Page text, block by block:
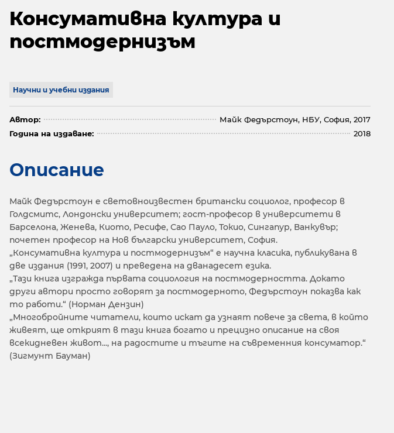
Консумативна култура и
постмодернизъм
Научни и учебни издания
Автор:
Майк Федърстоун, НБУ, София, 2017
Година на издаване:
2018
Описание
Майк Федърстоун е световноизвестен британски социолог, професор в
Голдсмитс, Лондонски университет; гост-професор в университети в
Барселона, Женева, Киото, Ресифе, Сао Пауло, Токио, Сингапур, Ванкувър;
почетен професор на Нов български университет, София.
„Консумативна култура и постмодернизъм“ е научна класика, публикувана в
две издания (1991, 2007) и преведена на дванадесет езика.
„Тази книга изгражда първата социология на постмодерността. Докато
други автори просто говорят за постмодерното, Федърстоун показва как
то работи.“ (Норман Дензин)
„Многобройните читатели, които искат да узнаят повече за света, в който
живеят, ще открият в тази книга богато и прецизно описание на своя
всекидневен живот..., на радостите и тъгите на съвременния консуматор.“
(Зигмунт Бауман)